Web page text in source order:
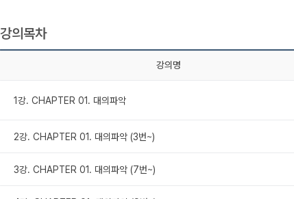
강의목차
강의명
1강. CHAPTER 01. 대의파악
2강. CHAPTER 01. 대의파악 (3번~)
3강. CHAPTER 01. 대의파악 (7번~)